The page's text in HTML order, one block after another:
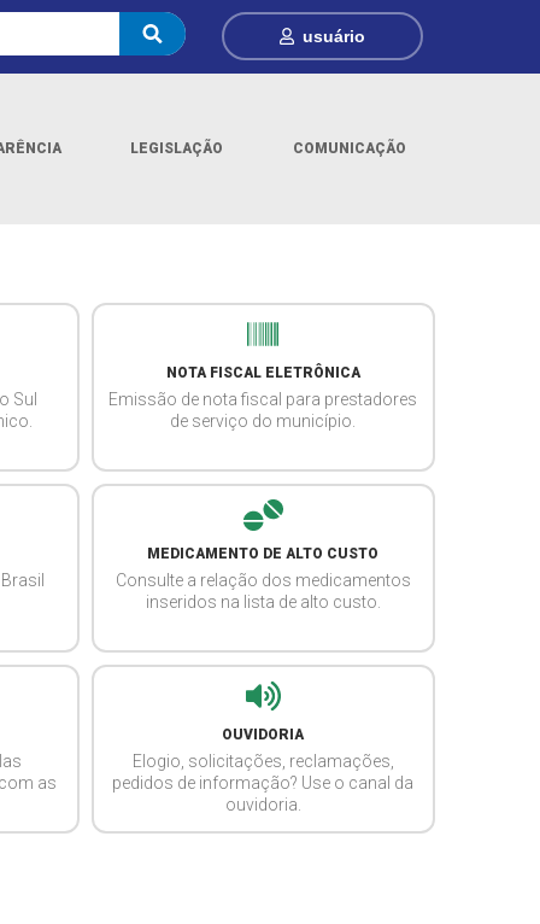
usuário
LEGISLAÇÃO COMUNICAÇÃO
Sul
NOTA FISCAL ELETRÔNICA
Emissão de nota fiscal para prestadores
de serviço do município.
MEDICAMENTO DE ALTO CUSTO
Consulte a relação dos medicamentos
inseridos na lista de alto custo.
as
OUVIDORIA
Elogio, solicitações, reclamações,
pedidos de informação? Use o canal da
ouvidoria.